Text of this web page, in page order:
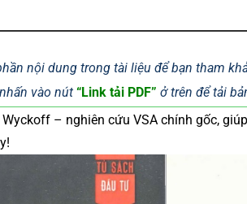
nội dung trong tài liệu để bạn tham
vào nút “Link tải PDF” ở trên để tải
– nghiên cứu VSA chính gốc,